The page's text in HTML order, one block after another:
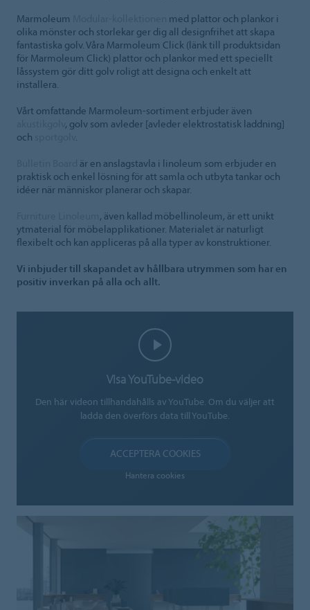
Marmoleum
med plattor och plankor i
olika mönster och storlekar ger dig all designfrihet att skapa
fantastiska golv. Våra Marmoleum Click (länk till produktsidan
för Marmoleum Click) plattor och plankor med ett speciellt
låssystem gör ditt golv roligt att designa och enkelt att
installera.
Vårt omfattande Marmoleum-sortiment erbjuder även
, golv som avleder [avleder elektrostatisk laddning]
och
är en anslagstavla i linoleum som erbjuder en
praktisk och enkel lösning för att samla och utbyta tankar och
idéer när människor planerar och skapar.
, även kallad möbellinoleum, är ett unikt
ytmaterial för möbelapplikationer. Materialet är naturligt
flexibelt och kan appliceras på alla typer av konstruktioner.
Vi inbjuder till skapandet av hållbara utrymmen som har en
positiv inverkan på alla och allt.
Visa YouTube-video
Den här videon tillhandahålls av YouTube. Om du väljer att
ladda den överförs data till YouTube.
ACCEPTERA COOKIES
Hantera cookies